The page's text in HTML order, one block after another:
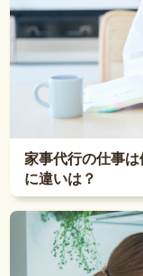
家事代行の仕事
に違いは？